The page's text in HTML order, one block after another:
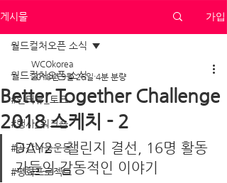
게시물 가입
월드컬처오픈 소식
#인터뷰_토크
#행사_워크숍
#공간나눔운동
#평화프로젝트
월드컬처오픈 소식
Better Together Challenge
2018 스케치 - 2
WCOkorea
2018년 9월 26일 4분 분량
DAY2 - 챌린지 결선, 16명 활동
가들의 감동적인 이야기